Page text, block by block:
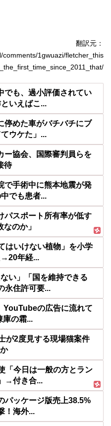
翻訳元：
1gwuazi/fletcher_this
でも、過小評価されてい
いえばこ...
停めた車がバチバチにブ
ウケた」...
ー協会、国際審判員らを
待
で手術中に熊本地震が発
でも患者...
パスポート所有率が低す
なのか」
はいけない植物」を小学
年経...
い」「国を維持できる
永住許可要...
YouTubeの広告に流れて
庫の霜...
が2度見する現場猫案件
「今日は一般の方とラン
→付き合...
パッケージ版売上38.5%
！海外...